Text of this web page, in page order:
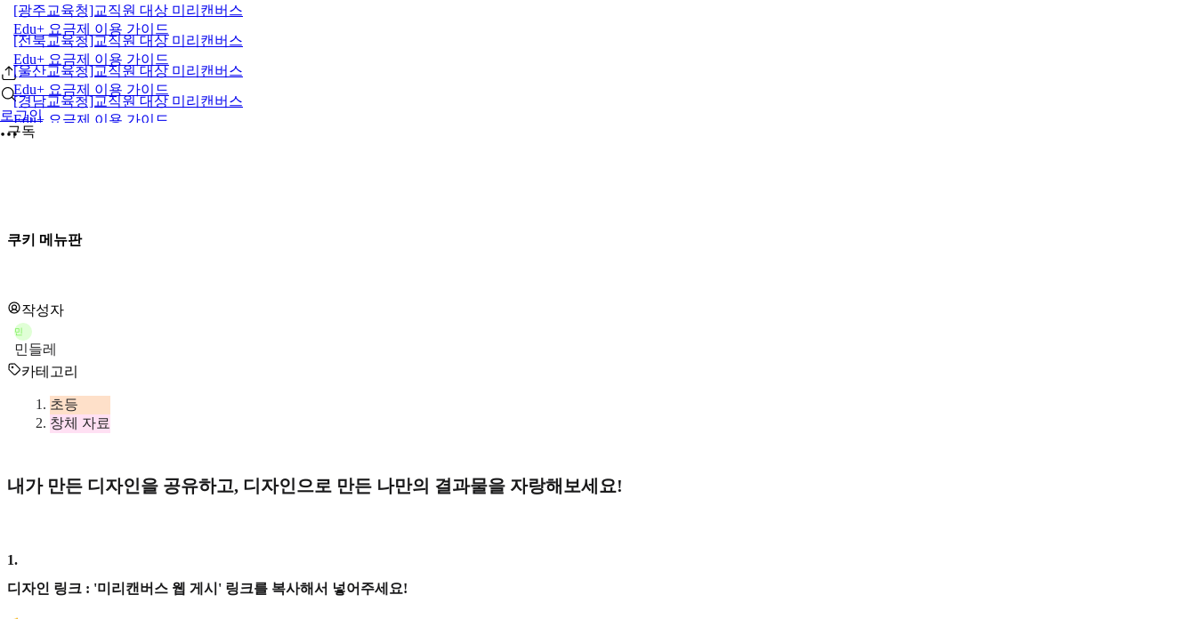
로그인
[광주교육청]교직원 대상 미리캔버스
Edu+ 요금제 이용 가이드
[전북교육청]교직원 대상 미리캔버스
Edu+ 요금제 이용 가이드
[울산교육청]교직원 대상 미리캔버스
Edu+ 요금제 이용 가이드
[경남교육청]교직원 대상 미리캔버스
Edu+ 요금제 이용 가이드
구독
쿠키 메뉴판
작성자
민
민들레
카테고리
초등
창체 자료
내가 만든 디자인을 공유하고, 디자인으로 만든 나만의 결과물을 자랑해보세요!
1.
디자인 링크 : '미리캔버스 웹 게시' 링크를 복사해서 넣어주세요!